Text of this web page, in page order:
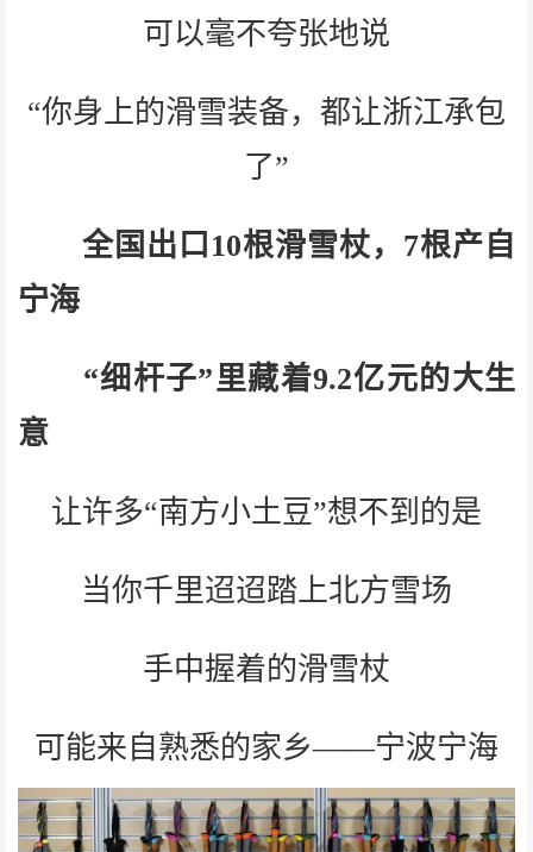
可以毫不夸张地说
“你身上的滑雪装备，都让浙江承包
了”
全国出口10根滑雪杖，7根产自
宁海
“细杆子”里藏着9.2亿元的大生
意
让许多“南方小土豆”想不到的是
当你千里迢迢踏上北方雪场
手中握着的滑雪杖
可能来自熟悉的家乡——宁波宁海